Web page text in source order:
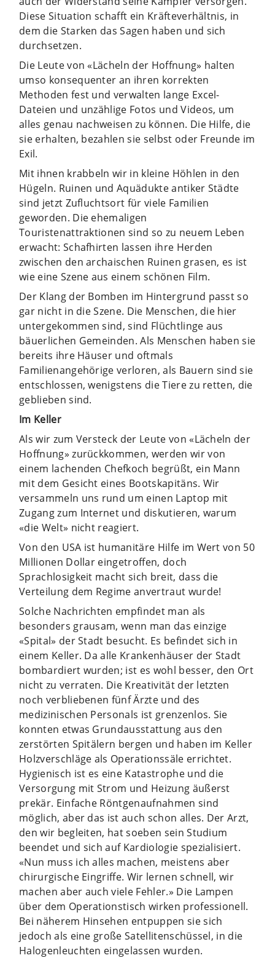
Diese Situation schafft ein Kräfteverhältnis, in
dem die Starken das Sagen haben und sich
durchsetzen.
Die Leute von «Lächeln der Hoffnung» halten
umso konsequenter an ihren korrekten
Methoden fest und verwalten lange Excel-
Dateien und unzählige Fotos und Videos, um
alles genau nachweisen zu können. Die Hilfe, die
sie erhalten, bezahlen sie selbst oder Freunde im
Exil.
Mit ihnen krabbeln wir in kleine Höhlen in den
Hügeln. Ruinen und Aquädukte antiker Städte
sind jetzt Zufluchtsort für viele Familien
geworden. Die ehemaligen
Touristenattraktionen sind so zu neuem Leben
erwacht: Schafhirten lassen ihre Herden
zwischen den archaischen Ruinen grasen, es ist
wie eine Szene aus einem schönen Film.
Der Klang der Bomben im Hintergrund passt so
gar nicht in die Szene. Die Menschen, die hier
untergekommen sind, sind Flüchtlinge aus
bäuerlichen Gemeinden. Als Menschen haben sie
bereits ihre Häuser und oftmals
Familienangehörige verloren, als Bauern sind sie
entschlossen, wenigstens die Tiere zu retten, die
geblieben sind.
Im Keller
Als wir zum Versteck der Leute von «Lächeln der
Hoffnung» zurückkommen, werden wir von
einem lachenden Chefkoch begrüßt, ein Mann
mit dem Gesicht eines Bootskapitäns. Wir
versammeln uns rund um einen Laptop mit
Zugang zum Internet und diskutieren, warum
«die Welt» nicht reagiert.
Von den USA ist humanitäre Hilfe im Wert von 50
Millionen Dollar eingetroffen, doch
Sprachlosigkeit macht sich breit, dass die
Verteilung dem Regime anvertraut wurde!
Solche Nachrichten empfindet man als
besonders grausam, wenn man das einzige
«Spital» der Stadt besucht. Es befindet sich in
einem Keller. Da alle Krankenhäuser der Stadt
bombardiert wurden; ist es wohl besser, den Ort
nicht zu verraten. Die Kreativität der letzten
noch verbliebenen fünf Ärzte und des
medizinischen Personals ist grenzenlos. Sie
konnten etwas Grundausstattung aus den
zerstörten Spitälern bergen und haben im Keller
Holzverschläge als Operationssäle errichtet.
Hygienisch ist es eine Katastrophe und die
Versorgung mit Strom und Heizung äußerst
prekär. Einfache Röntgenaufnahmen sind
möglich, aber das ist auch schon alles. Der Arzt,
den wir begleiten, hat soeben sein Studium
beendet und sich auf Kardiologie spezialisiert.
«Nun muss ich alles machen, meistens aber
chirurgische Eingriffe. Wir lernen schnell, wir
machen aber auch viele Fehler.» Die Lampen
über dem Operationstisch wirken professionell.
Bei näherem Hinsehen entpuppen sie sich
jedoch als eine große Satellitenschüssel, in die
Halogenleuchten eingelassen wurden.